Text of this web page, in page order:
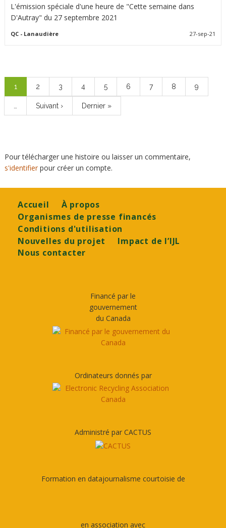
L'émission spéciale d'une heure de "Cette semaine dans
D'Autray" du 27 septembre 2021
QC- Lanaudière 27-sep-21
Page
courante
1 Page
2 Page
3 Page
4 Page
5 Page
6 Page
7 Page
8 Page
9
Page
suivante
Suivant ›
Dernière
page
Dernier »
Pour télécharger une histoire ou laisser un commentaire,
s'identifierpour créer un compte.
Footer
Accueil
À propos
Organismes de presse financés
Conditions d'utilisation
Nouvelles du projet
Impact de l’IJL
Nous contacter
Financé par le
gouvernement
du Canada
Ordinateurs donnés par
Administré par CACTUS
Formation en datajournalisme courtoisie de
en association avec